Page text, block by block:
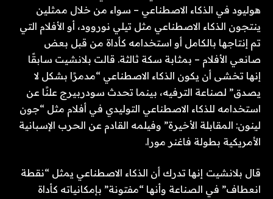
هوليود في الذكاء الاصطناعي – سواء من خلال ممثلين
ينتجون الذكاء الاصطناعي مثل تيلي نوروود، أو الأفلام التي
تم إنتاجها بالكامل أو استخدامه كأداة من قبل بعض
صانعي الأفلام – بمثابة سكة ثالثة. قالت بلانشيت سابقًا
إنها تخشى أن يكون الذكاء الاصطناعي “مدمرًا بشكل لا
يصدق” لصناعة الترفيه، بينما تحدث سودربيرج علنًا عن
استخدامه للذكاء الاصطناعي التوليدي في أفلام مثل “جون
لينون: المقابلة الأخيرة” وفيلمه القادم عن الحرب الإسبانية
الأمريكية بطولة فاغنر مورا.
قال بلانشيت إنها تدرك أن الذكاء الاصطناعي يمثل “نقطة
انعطاف” في الصناعة وأنها “مفتونة” بإمكانياته كأداة